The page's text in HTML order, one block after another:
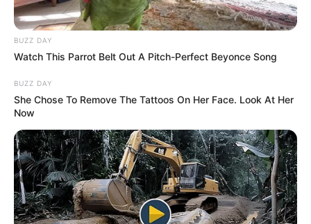
BUZZ DAY
Watch This Parrot Belt Out A Pitch-Perfect Beyonce Song
BUZZ DAY
She Chose To Remove The Tattoos On Her Face. Look At Her
Now